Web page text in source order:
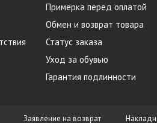
Примерка перед оплатой
Обмен и возврат товара
Статус заказа
Уход за обувью
Гарантия подлинности
Заявление на возврат